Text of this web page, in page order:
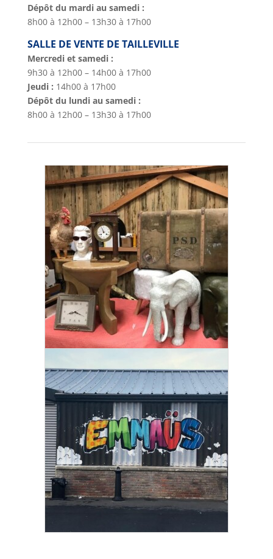
Dépôt du mardi au samedi :
8h00 à 12h00 – 13h30 à 17h00
SALLE DE VENTE DE TAILLEVILLE
Mercredi et samedi :
9h30 à 12h00 – 14h00 à 17h00
Jeudi : 14h00 à 17h00
Dépôt du lundi au samedi :
8h00 à 12h00 – 13h30 à 17h00